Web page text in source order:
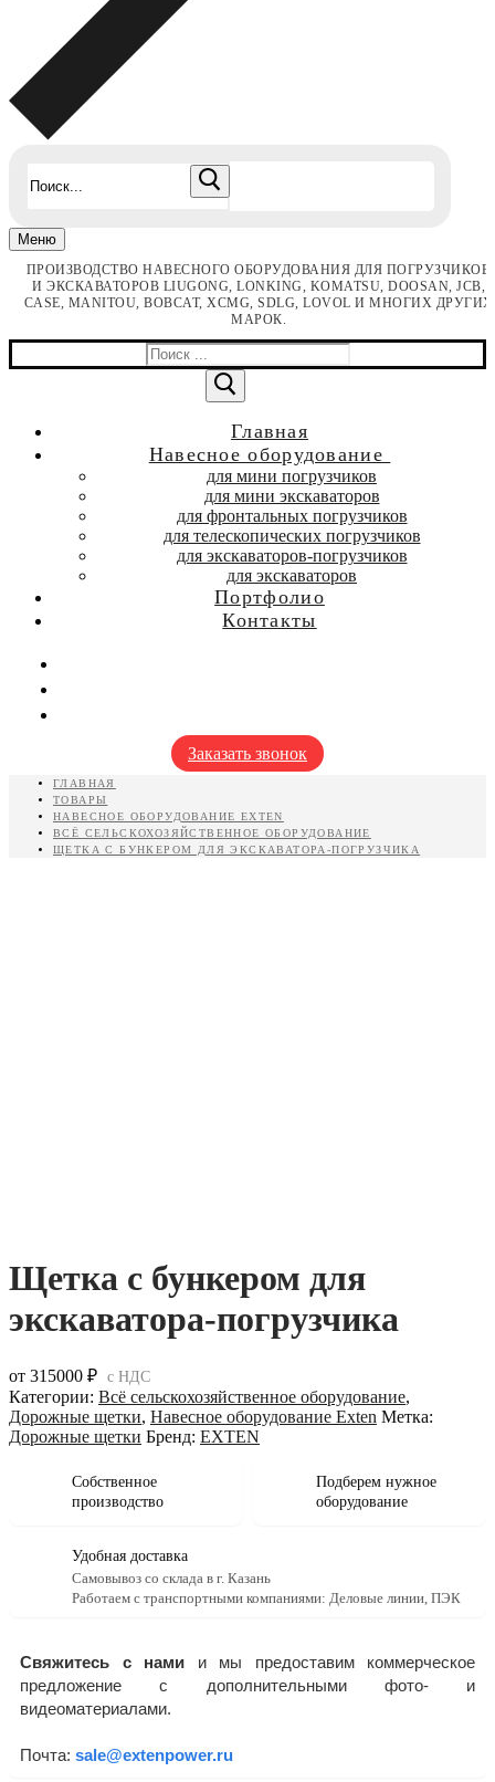
Меню
ПРОИЗВОДСТВО НАВЕСНОГО ОБОРУДОВАНИЯ ДЛЯ ПОГРУЗЧИКОВ
И ЭКСКАВАТОРОВ LIUGONG, LONKING, KOMATSU, DOOSAN, JCB,
CASE, MANITOU, BOBCAT, XCMG, SDLG, LOVOL И МНОГИХ ДРУГИХ
МАРОК.
Найти:
Главная
Навесное оборудование
для мини погрузчиков
для мини экскаваторов
для фронтальных погрузчиков
для телескопических погрузчиков
для экскаваторов-погрузчиков
для экскаваторов
Портфолио
Контакты
Заказать звонок
ГЛАВНАЯ
ТОВАРЫ
НАВЕСНОЕ ОБОРУДОВАНИЕ EXTEN
ВСЁ СЕЛЬСКОХОЗЯЙСТВЕННОЕ ОБОРУДОВАНИЕ
ЩЕТКА С БУНКЕРОМ ДЛЯ ЭКСКАВАТОРА-ПОГРУЗЧИКА
Щетка с бункером для
экскаватора-погрузчика
от 315000 ₽ с НДС
Категории: Всё сельскохозяйственное оборудование,
Дорожные щетки, Навесное оборудование Exten Метка:
Дорожные щетки Бренд: EXTEN
Собственное
производство
Подберем нужное
оборудование
Удобная доставка
Самовывоз со склада в г. Казань
Работаем с транспортными компаниями: Деловые линии, ПЭК
Свяжитесь с нами и мы предоставим коммерческое
предложение с дополнительными фото- и
видеоматериалами.
Почта: sale@extenpower.ru